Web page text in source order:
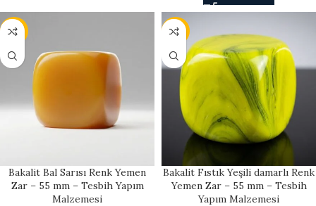
- 14%
Bakalit Bal Sarısı Renk Yemen
Zar – 55 mm – Tesbih Yapım
Malzemesi
- 14%
Bakalit Fıstık Yeşili damarlı Renk
Yemen Zar – 55 mm – Tesbih
Yapım Malzemesi